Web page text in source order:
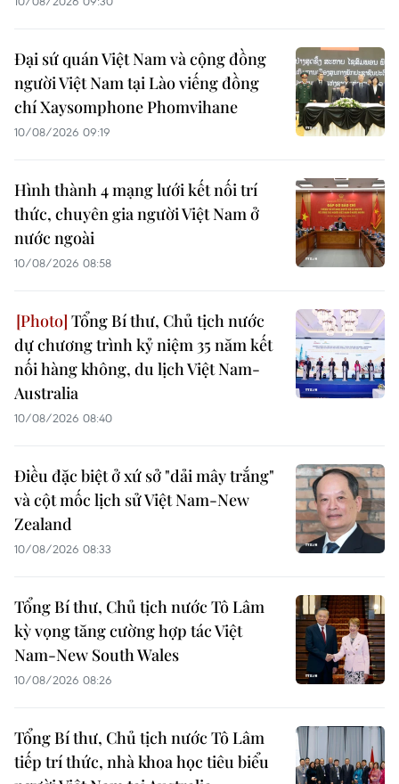
Đại sứ quán Việt Nam và cộng đồng
người Việt Nam tại Lào viếng đồng
chí Xaysomphone Phomvihane
10/08/2026 09:19
Hình thành 4 mạng lưới kết nối trí
thức, chuyên gia người Việt Nam ở
nước ngoài
10/08/2026 08:58
Tổng Bí thư, Chủ tịch nước
dự chương trình kỷ niệm 35 năm kết
nối hàng không, du lịch Việt Nam-
Australia
10/08/2026 08:40
Điều đặc biệt ở xứ sở "dải mây trắng"
và cột mốc lịch sử Việt Nam-New
Zealand
10/08/2026 08:33
Tổng Bí thư, Chủ tịch nước Tô Lâm
kỳ vọng tăng cường hợp tác Việt
Nam-New South Wales
10/08/2026 08:26
Tổng Bí thư, Chủ tịch nước Tô Lâm
tiếp trí thức, nhà khoa học tiêu biểu